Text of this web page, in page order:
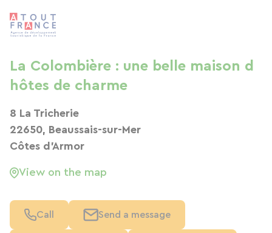
La Colombière : une belle maison d
hôtes de charme
8 La Tricherie
22650, Beaussais-sur-Mer
Côtes d'Armor
View on the map
Call Send a message